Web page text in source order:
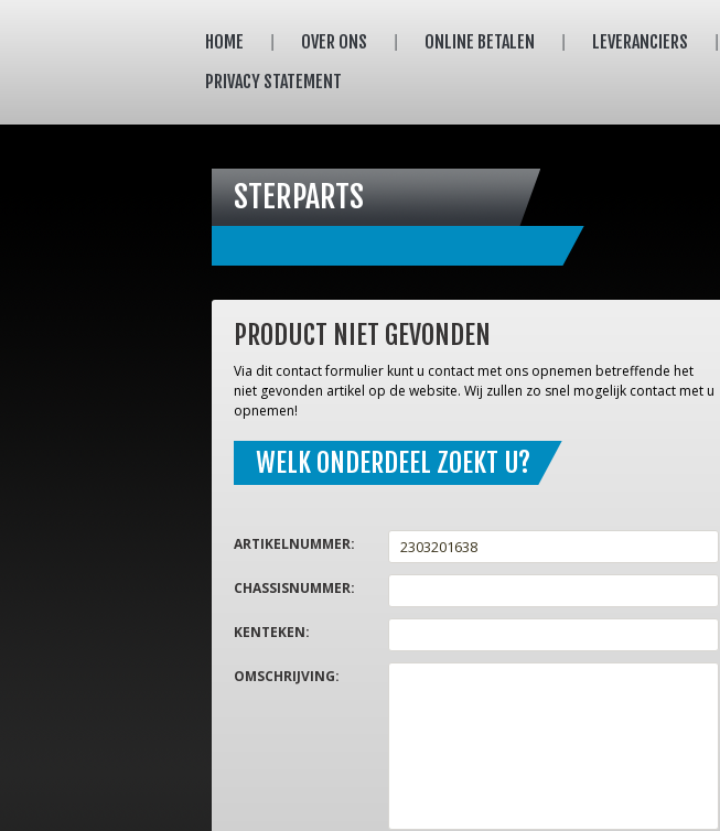
HOME OVER ONS ONLINE BETALEN LEVERANCIERS
PRIVACY STATEMENT
STERPARTS
PRODUCT NIET GEVONDEN
Via dit contact formulier kunt u contact met ons opnemen betreffende het
niet gevonden artikel op de website. Wij zullen zo snel mogelijk contact met u
opnemen!
WELK ONDERDEEL ZOEKT U?
ARTIKELNUMMER:
CHASSISNUMMER:
KENTEKEN:
OMSCHRIJVING: